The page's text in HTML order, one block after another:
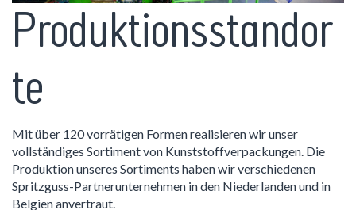
Produktionsstandor
te
Mit über 120 vorrätigen Formen realisieren wir unser
vollständiges Sortiment von Kunststoffverpackungen. Die
Produktion unseres Sortiments haben wir verschiedenen
Spritzguss-Partnerunternehmen in den Niederlanden und in
Belgien anvertraut.